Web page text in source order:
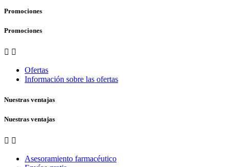
Promociones
Promociones
 
Ofertas
Información sobre las ofertas
Nuestras ventajas
Nuestras ventajas
 
Asesoramiento farmacéutico